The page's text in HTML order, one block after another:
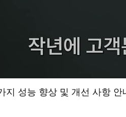
지 성능 향상 및 개선 사항 안